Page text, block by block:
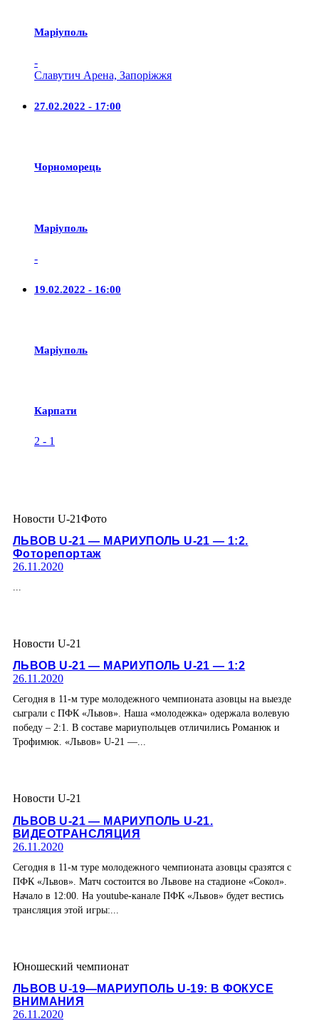
Маріуполь
-
Славутич Арена, Запоріжжя
27.02.2022 - 17:00
Чорноморець
Маріуполь
-
19.02.2022 - 16:00
Маріуполь
Карпати
2 - 1
Новости U-21Фото
ЛЬВОВ U-21 — МАРИУПОЛЬ U-21 — 1:2.
Фоторепортаж
26.11.2020
...
Новости U-21
ЛЬВОВ U-21 — МАРИУПОЛЬ U-21 — 1:2
26.11.2020
Сегодня в 11-м туре молодежного чемпионата азовцы на выезде
сыграли с ПФК «Львов». Наша «молодежка» одержала волевую
победу – 2:1. В составе мариупольцев отличились Романюк и
Трофимюк. «Львов» U-21 —...
Новости U-21
ЛЬВОВ U-21 — МАРИУПОЛЬ U-21.
ВИДЕОТРАНСЛЯЦИЯ
26.11.2020
Сегодня в 11-м туре молодежного чемпионата азовцы сразятся с
ПФК «Львов». Матч состоится во Львове на стадионе «Сокол».
Начало в 12:00. На youtube-канале ПФК «Львов» будет вестись
трансляция этой игры:...
Юношеский чемпионат
ЛЬВОВ U-19—МАРИУПОЛЬ U-19: В ФОКУСЕ
ВНИМАНИЯ
26.11.2020